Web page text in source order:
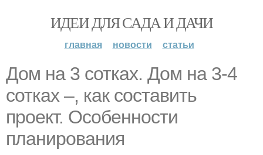
ИДЕИ ДЛЯ САДА И ДАЧИ
главная новости статьи
Дом на 3 сотках. Дом на 3-4
сотках –, как составить
проект. Особенности
планирования